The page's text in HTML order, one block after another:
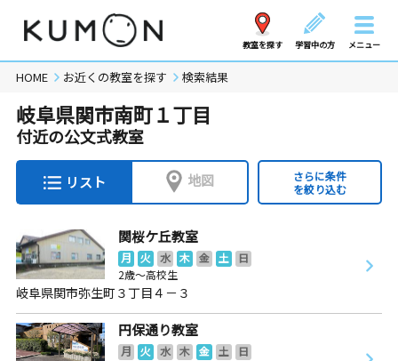
教室を探す 学習中の方 メニュー
HOME お近くの教室を探す 検索結果
岐阜県関市南町１丁目
付近の公文式教室
リスト 地図
さらに条件
を絞り込む
関桜ケ丘教室
月 火 水 木 金 土
日
2歳～高校生
岐阜県関市弥生町３丁目４－３
円保通り教室
月 火 水 木 金 土
日